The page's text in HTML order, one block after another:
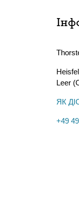
Leer
ЯК
+49